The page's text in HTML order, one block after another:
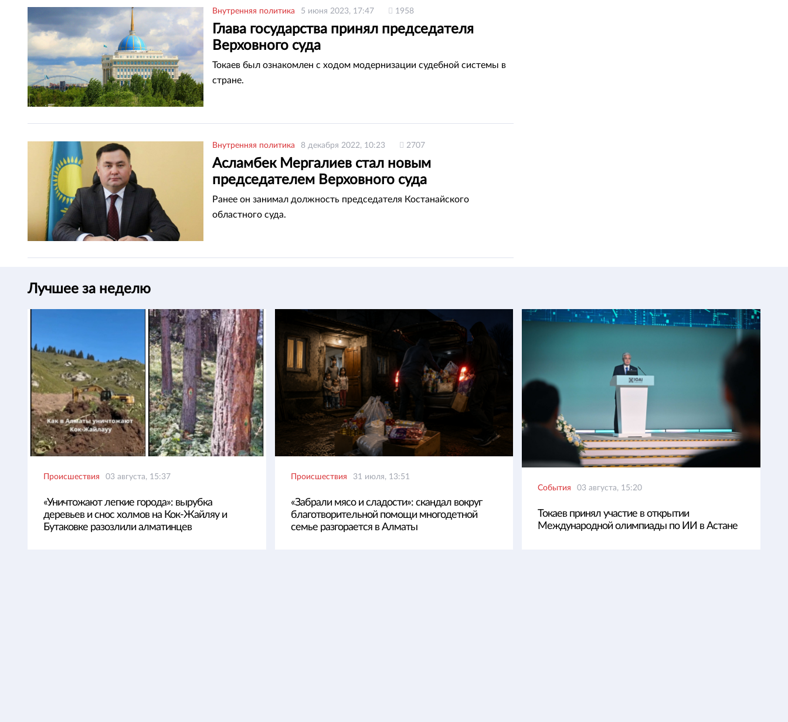
Внутренняя политика 5 июня 2023, 17:47 1958
Глава государства принял председателя
Верховного суда
Токаев был ознакомлен с ходом модернизации судебной системы в
стране.
Внутренняя политика 8 декабря 2022, 10:23 2707
Асламбек Мергалиев стал новым
председателем Верховного суда
Ранее он занимал должность председателя Костанайского
областного суда.
Лучшее за неделю
Происшествия 03 августа, 15:37
«Уничтожают легкие города»: вырубка
деревьев и снос холмов на Кок-Жайляу и
Бутаковке разозлили алматинцев
Происшествия 31 июля, 13:51
«Забрали мясо и сладости»: скандал вокруг
благотворительной помощи многодетной
семье разгорается в Алматы
События 03 августа, 15:20
Токаев принял участие в открытии
Международной олимпиады по ИИ в Астане